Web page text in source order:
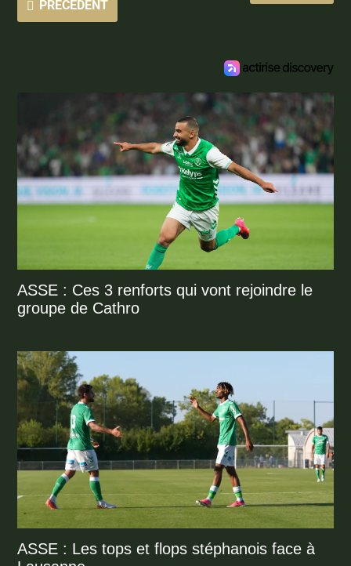
PRÉCÉDENT
ASSE : Ces 3 renforts qui vont rejoindre le
groupe de Cathro
ASSE : Les tops et flops stéphanois face à